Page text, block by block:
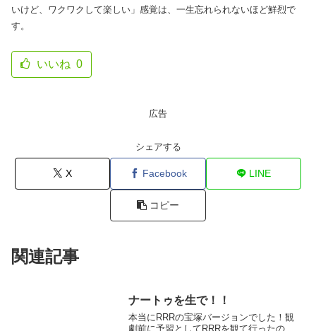
いけど、ワクワクして楽しい」感覚は、一生忘れられないほど鮮烈で
す。
いいね 0
広告
シェアする
X Facebook LINE
コピー
関連記事
ナートゥを生で！！
本当にRRRの宝塚バージョンでした！観
劇前に予習としてRRRを観て行ったの